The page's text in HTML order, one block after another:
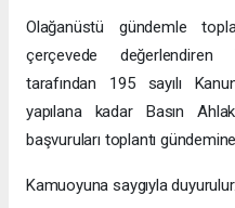
Olağanüstü gündemle
çerçevede
tarafından 195 sayılı
yapılana kadar Basın
başvuruları toplantı
Kamuoyuna saygıyla duyurulur.